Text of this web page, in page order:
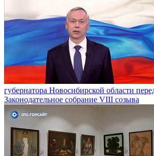
губернатора Новосибирской области
Законодательное собрание VIII созыва